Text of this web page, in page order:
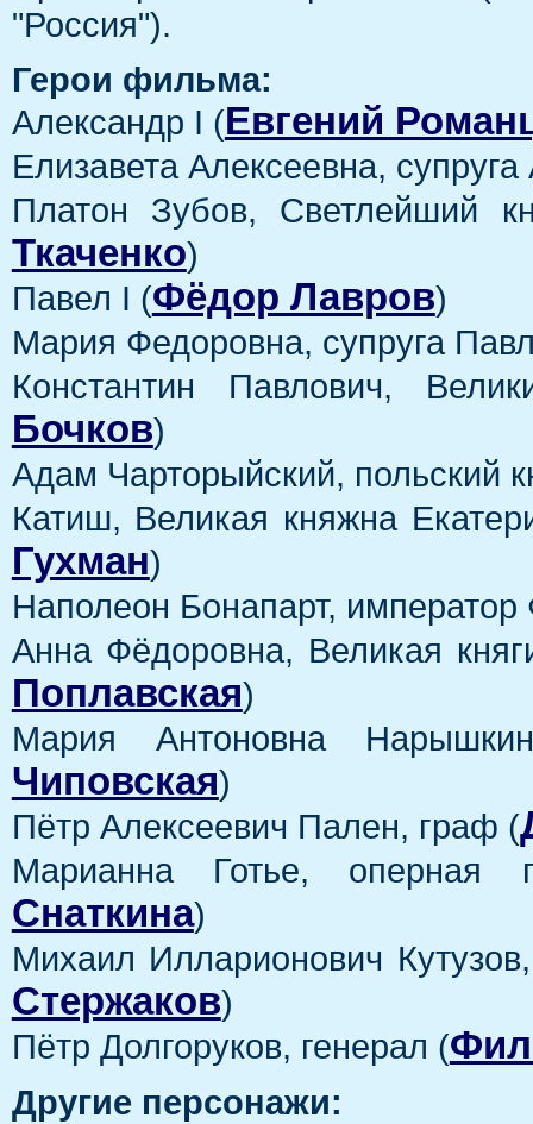
"Россия").
Герои фильма:
Александр I (Евгений
Елизавета Алексеевна,
Платон Зубов, Светлейший
Ткаченко)
Павел I (Фёдор Лавров)
Мария Федоровна, супруга
Константин Павлович,
Бочков)
Адам Чарторыйский, польский
Катиш, Великая княжна
Гухман)
Наполеон Бонапарт,
Анна Фёдоровна, Великая
Поплавская)
Мария Антоновна
Чиповская)
Пётр Алексеевич Пален, граф (
Марианна Готье,
Снаткина)
Михаил Илларионович
Стержаков)
Пётр Долгоруков, генерал (
Другие персонажи: